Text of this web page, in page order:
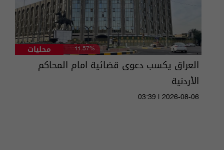
محليات 11.57%
العراق يكسب دعوى قضائية امام المحاكم
الأردنية
03:39 | 2026-08-06